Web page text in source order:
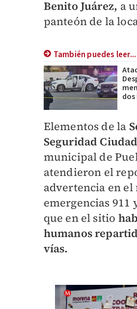
Benito Juárez, a
panteón de la
También puedes leer...
Elementos de la
Seguridad
municipal de
atendieron el
advertencia en
emergencias
que en el sitio
humanos
vías.